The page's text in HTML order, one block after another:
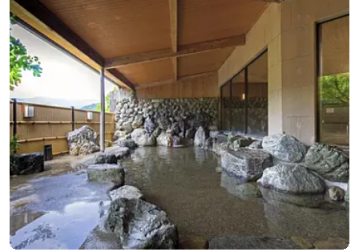
地域の農産物、ハー...